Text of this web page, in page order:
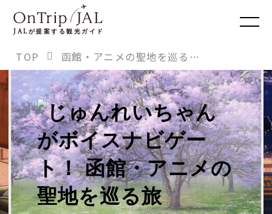
JALが提案する観光ガイド
TOP 函館・アニメの聖地を巡る旅